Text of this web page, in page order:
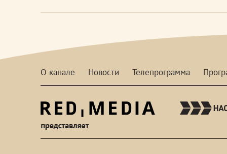
О канале Новости Телепрограмма